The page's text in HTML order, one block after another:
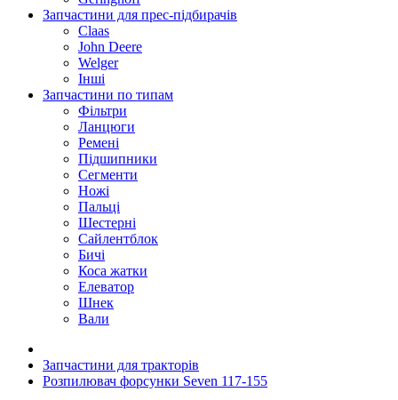
Запчастини для прес-підбирачів
Claas
John Deere
Welger
Інші
Запчастини по типам
Фільтри
Ланцюги
Ремені
Підшипники
Сегменти
Ножі
Пальці
Шестерні
Сайлентблок
Бичі
Коса жатки
Елеватор
Шнек
Вали
Запчастини для тракторів
Розпилювач форсунки Seven 117-155